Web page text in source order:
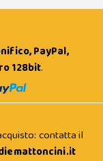
PayPal,
128bit.
contatta il